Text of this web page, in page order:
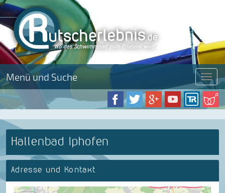
Menü und Suche Menü
Hallenbad Iphofen
Adresse und Kontakt